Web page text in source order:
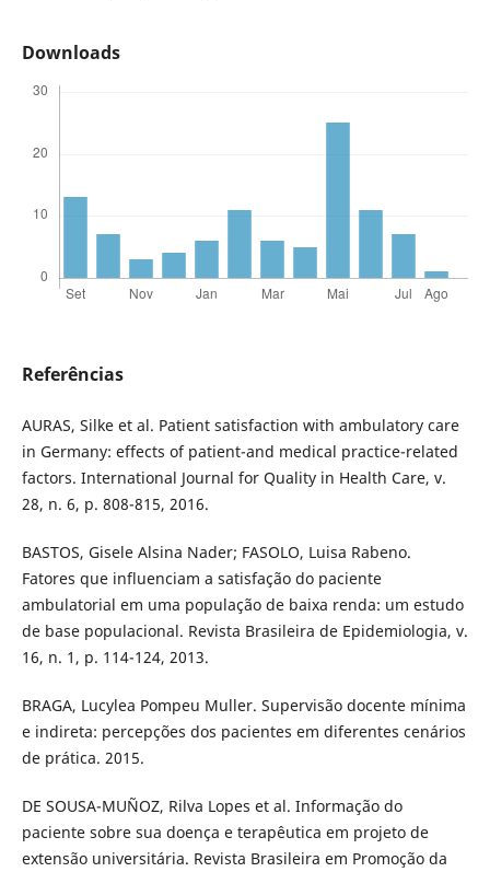
Downloads
Referências
AURAS, Silke et al. Patient satisfaction with ambulatory care
in Germany: effects of patient-and medical practice-related
factors. International Journal for Quality in Health Care, v.
28, n. 6, p. 808-815, 2016.
BASTOS, Gisele Alsina Nader; FASOLO, Luisa Rabeno.
Fatores que influenciam a satisfação do paciente
ambulatorial em uma população de baixa renda: um estudo
de base populacional. Revista Brasileira de Epidemiologia, v.
16, n. 1, p. 114-124, 2013.
BRAGA, Lucylea Pompeu Muller. Supervisão docente mínima
e indireta: percepções dos pacientes em diferentes cenários
de prática. 2015.
DE SOUSA-MUÑOZ, Rilva Lopes et al. Informação do
paciente sobre sua doença e terapêutica em projeto de
extensão universitária. Revista Brasileira em Promoção da